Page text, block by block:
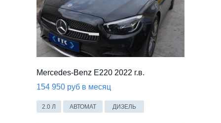
Mercedes-Benz E220 2022 г.в.
154 950 руб в месяц
2.0 Л АВТОМАТ ДИЗЕЛЬ